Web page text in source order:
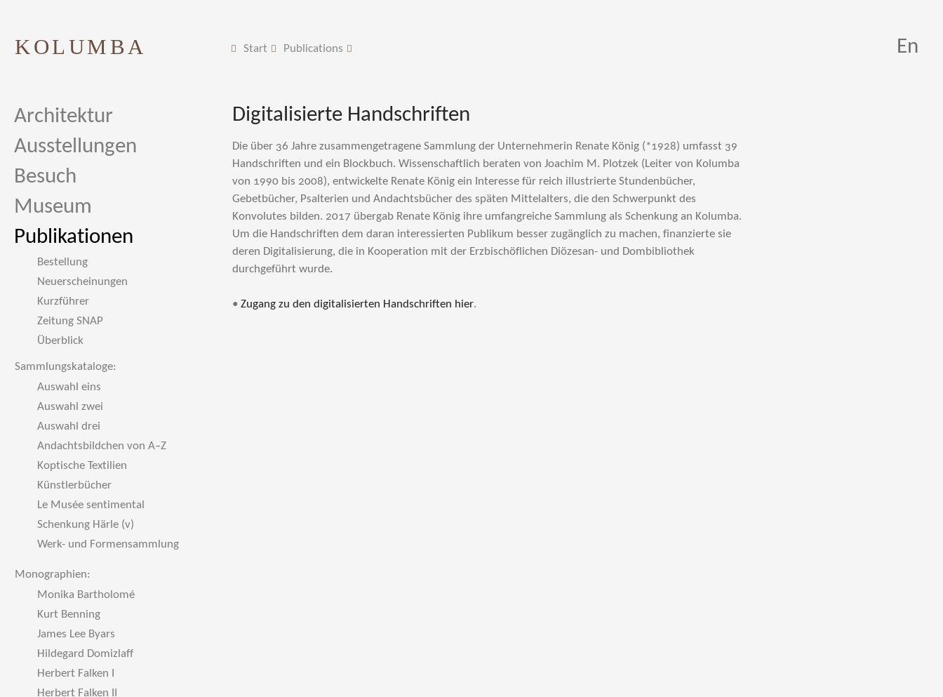
KOLUMBA Start Publications En
Architektur
Ausstellungen
Besuch
Museum
Publikationen
Bestellung
Neuerscheinungen
Kurzführer
Zeitung SNAP
Überblick
Sammlungskataloge:
Auswahl eins
Auswahl zwei
Auswahl drei
Andachtsbildchen von A–Z
Koptische Textilien
Künstlerbücher
Le Musée sentimental
Schenkung Härle (v)
Werk- und Formensammlung
Monographien:
Monika Bartholomé
Kurt Benning
James Lee Byars
Hildegard Domizlaff
Herbert Falken I
Herbert Falken II
Digitalisierte Handschriften
Die über 36 Jahre zusammengetragene Sammlung der Unternehmerin Renate König (*1928) umfasst 39
Handschriften und ein Blockbuch. Wissenschaftlich beraten von Joachim M. Plotzek (Leiter von Kolumba
von 1990 bis 2008), entwickelte Renate König ein Interesse für reich illustrierte Stundenbücher,
Gebetbücher, Psalterien und Andachtsbücher des späten Mittelalters, die den Schwerpunkt des
Konvolutes bilden. 2017 übergab Renate König ihre umfangreiche Sammlung als Schenkung an Kolumba.
Um die Handschriften dem daran interessierten Publikum besser zugänglich zu machen, finanzierte sie
deren Digitalisierung, die in Kooperation mit der Erzbischöflichen Diözesan- und Dombibliothek
durchgeführt wurde.
• Zugang zu den digitalisierten Handschriften hier.